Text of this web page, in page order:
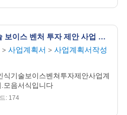
음성 인식 기술 보이스 벤처 투자 제안 사업 계획서 (샘플)
> 사업계획서 > 사업계획서작성
식기술보이스벤쳐투자제안사업계
모음서식입니다
: 174